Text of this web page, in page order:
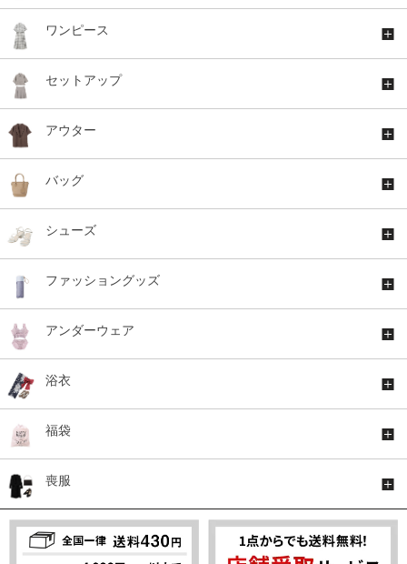
ワンピース
セットアップ
アウター
バッグ
シューズ
ファッショングッズ
アンダーウェア
浴衣
福袋
喪服